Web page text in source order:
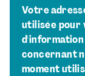
Votre
utilisée pour
concernant
moment